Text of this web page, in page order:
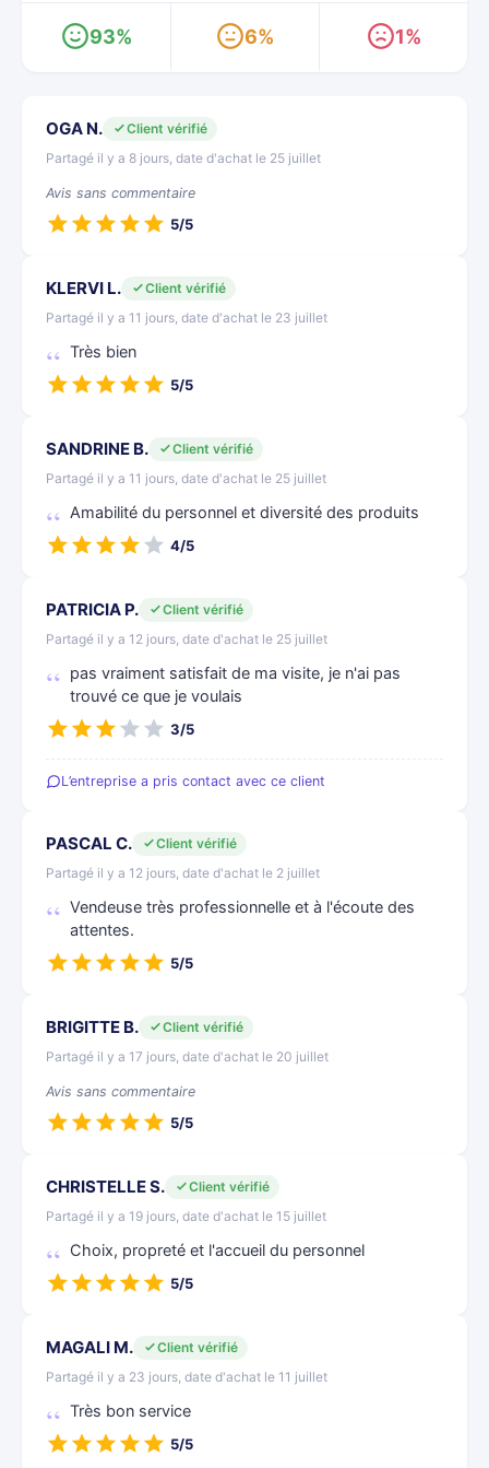
93% 6% 1%
OGA N.
Client vérifié
Partagé il y a 8 jours, date d'achat le 25 juillet
Avis sans commentaire
5/5
KLERVI L.
Client vérifié
Partagé il y a 11 jours, date d'achat le 23 juillet
Très bien
5/5
SANDRINE B.
Client vérifié
Partagé il y a 11 jours, date d'achat le 25 juillet
Amabilité du personnel et diversité des produits
4/5
PATRICIA P.
Client vérifié
Partagé il y a 12 jours, date d'achat le 25 juillet
pas vraiment satisfait de ma visite, je n'ai pas
trouvé ce que je voulais
3/5
L’entreprise a pris contact avec ce client
PASCAL C.
Client vérifié
Partagé il y a 12 jours, date d'achat le 2 juillet
Vendeuse très professionnelle et à l'écoute des
attentes.
5/5
BRIGITTE B.
Client vérifié
Partagé il y a 17 jours, date d'achat le 20 juillet
Avis sans commentaire
5/5
CHRISTELLE S.
Client vérifié
Partagé il y a 19 jours, date d'achat le 15 juillet
Choix, propreté et l'accueil du personnel
5/5
MAGALI M.
Client vérifié
Partagé il y a 23 jours, date d'achat le 11 juillet
Très bon service
5/5